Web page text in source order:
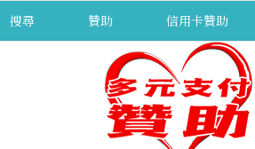
搜尋 贊助 信用卡贊助